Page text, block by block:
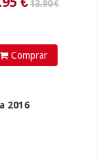
Comprar
2016